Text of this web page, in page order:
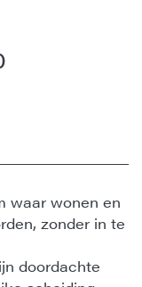
waar wonen en
zonder in te
doordachte